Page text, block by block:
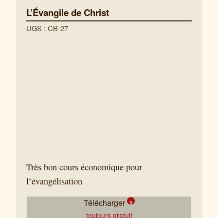
L’Évangile de Christ
UGS : CB-27
Très bon cours économique pour
l’évangélisation
Télécharger 9
toujours gratuit